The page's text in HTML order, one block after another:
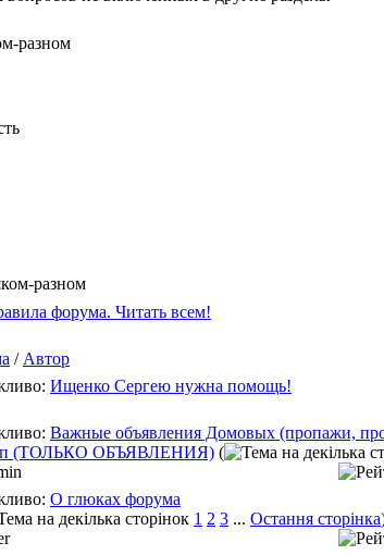
разном
разном
форума. Читать всем!
/ Автор
Ищенко Сергею нужна помощь!
Важные объявления Домовых (пропажи,
(ТОЛЬКО ОБЪЯВЛЕНИЯ) (
О глюках форума
1 2 3 ... Остання сторінка